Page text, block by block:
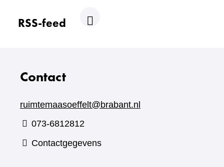
RSS-feed
Contact
ruimtemaasoeffelt@brabant.nl
073-6812812
Contactgegevens